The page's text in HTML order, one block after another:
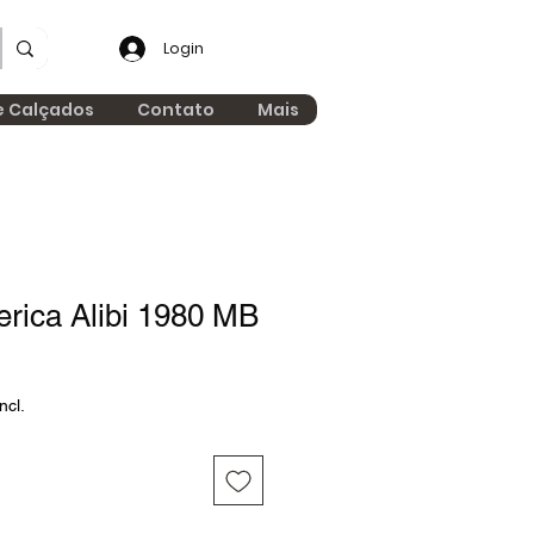
Login
Calçados Contato Mais
Alibi 1980 MB